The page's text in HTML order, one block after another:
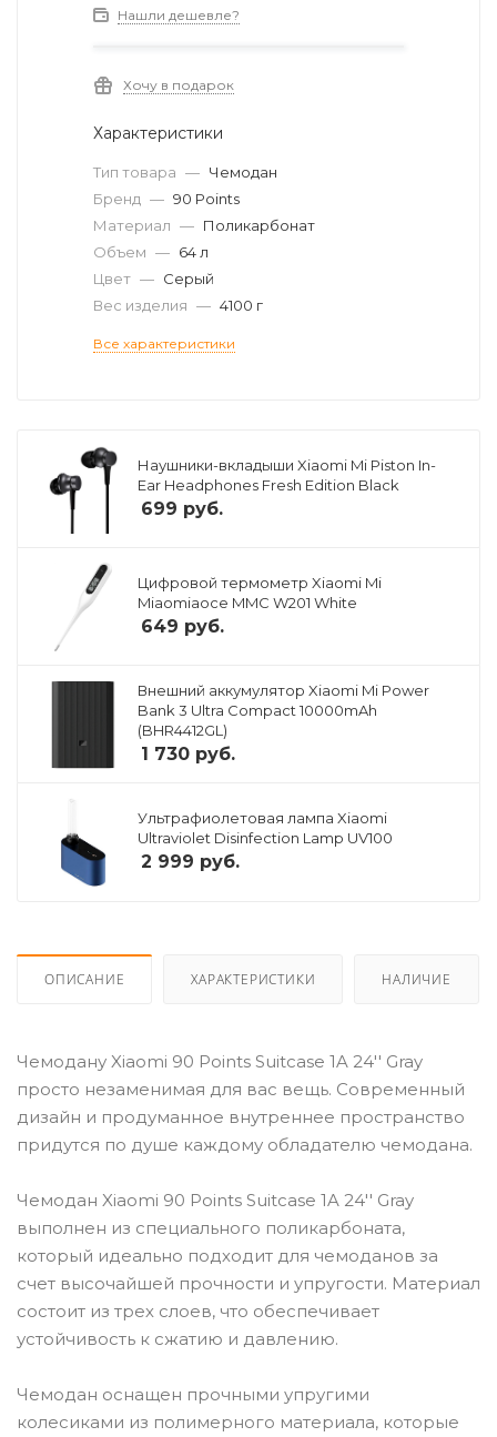
Нашли дешевле?
Хочу в подарок
Характеристики
Тип товара — Чемодан
Бренд — 90 Points
Материал — Поликарбонат
Объем — 64 л
Цвет — Серый
Вес изделия — 4100 г
Все характеристики
Наушники-вкладыши Xiaomi Mi Piston In-
Ear Headphones Fresh Edition Black
699 руб.
Цифровой термометр Xiaomi Mi
Miaomiaoce MMC W201 White
649 руб.
Внешний аккумулятор Xiaomi Mi Power
Bank 3 Ultra Compact 10000mAh
(BHR4412GL)
1 730 руб.
Ультрафиолетовая лампа Xiaomi
Ultraviolet Disinfection Lamp UV100
2 999 руб.
ОПИСАНИЕ ХАРАКТЕРИСТИКИ НАЛИЧИЕ
Чемодану Xiaomi 90 Points Suitcase 1A 24'' Gray
просто незаменимая для вас вещь. Современный
дизайн и продуманное внутреннее пространство
придутся по душе каждому обладателю чемодана.
Чемодан Xiaomi 90 Points Suitcase 1A 24'' Gray
выполнен из специального поликарбоната,
который идеально подходит для чемоданов за
счет высочайшей прочности и упругости. Материал
состоит из трех слоев, что обеспечивает
устойчивость к сжатию и давлению.
Чемодан оснащен прочными упругими
колесиками из полимерного материала, которые